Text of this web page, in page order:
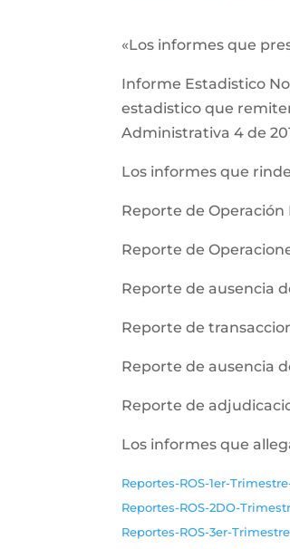
«Los informes que
Informe Estadistico
estadistico que
Administrativa 4 de
Los informes que
Reporte de Operación
Reporte de
Reporte de ausencia
Reporte de
Reporte de ausencia
Reporte de
Los informes que
Reportes-ROS-1er-
Reportes-ROS-2DO-
Reportes-ROS-3er-